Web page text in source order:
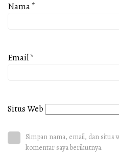
Nama*
Email*
Situs Web
Simpan nama, email, dan situs
komentar saya berikutnya.